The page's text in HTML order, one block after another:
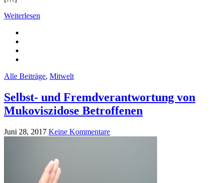
Weiterlesen
Alle Beiträge, Mitwelt
Selbst- und Fremdverantwortung von
Mukoviszidose Betroffenen
Juni 28, 2017 Keine Kommentare